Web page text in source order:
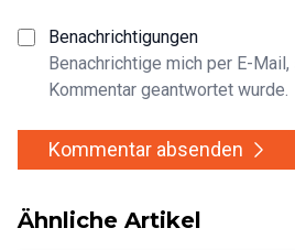
Benachrichtigungen
Benachrichtige mich per E-
Kommentar geantwortet wurde.
Kommentar absenden
Ähnliche Artikel